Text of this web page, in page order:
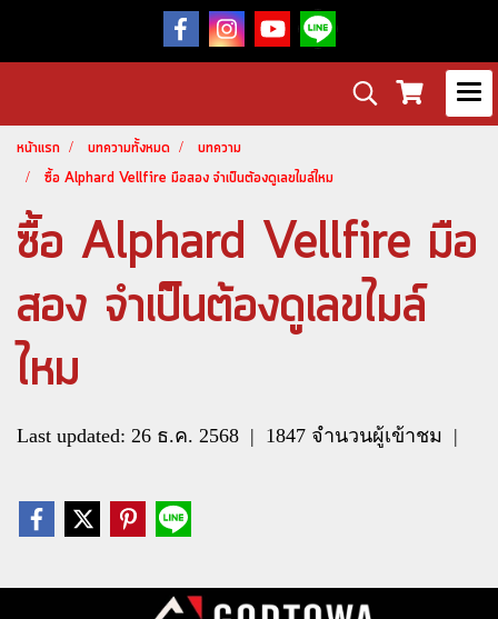
หน้าแรก บทความทั้งหมด
บทความ
ซื้อ Alphard Vellfire มือสอง จำเป็นต้องดูเลขไมล์ไหม
ซื้อ Alphard Vellfire มือ
สอง จำเป็นต้องดูเลขไมล์
ไหม
Last updated: 26 ธ.ค. 2568 | 1847 จำนวนผู้เข้าชม |